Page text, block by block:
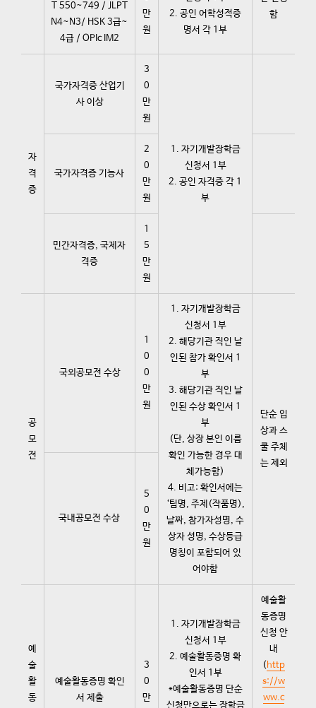
함
T 550~749 / JLPT
N4~N3/ HSK 3급~
4급 / OPIc IM2
만
원
2. 공인 어학성적증
명서 각 1부
자
격
증
국가자격증 산업기
사 이상
3
0
만
원
1. 자기개발장학금
신청서 1부
2. 공인 자격증 각 1
부
국가자격증 기능사
2
0
만
원
민간자격증, 국제자
격증
1
5
만
원
공
모
전
국외공모전 수상
1
0
0
만
원
1. 자기개발장학금
신청서 1부
2. 해당기관 직인 날
인된 참가 확인서 1
부
3. 해당기관 직인 날
인된 수상 확인서 1
부
(단, 상장 본인 이름
확인 가능한 경우 대
체가능함)
4. 비고: 확인서에는
‘팀명, 주제(작품명),
날짜, 참가자성명, 수
상자 성명, 수상등급
명칭이 포함되어 있
어야함
단순 입
상과 스
쿨 주체
는 제외
국내공모전 수상
5
0
만
원
예
술
활
동
예술활동증명 확인
서 제출
3
0
만
1. 자기개발장학금
신청서 1부
2. 예술활동증명 확
인서 1부
*예술활동증명 단순
신청만으로는 장학금
예술활
동증명
신청 안
내
(http
s://w
ww.c